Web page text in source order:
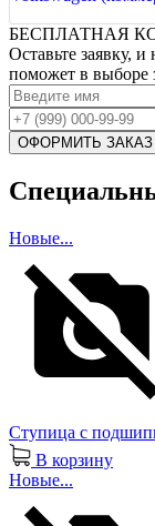
БЕСПЛАТНАЯ
Оставьте заявку,
поможет в выборе
Новые...
Ступица с
В корзину
Новые...